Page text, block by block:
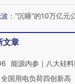
： “沉睡”的10万亿元
文章
能源内参｜八大硅
国用电负荷四创新高